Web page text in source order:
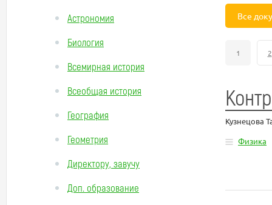
Астрономия
Биология
Всемирная история
Всеобщая история
География
Геометрия
Директору, завучу
Доп. образование
Все
1 2
Кузнецова
Физика